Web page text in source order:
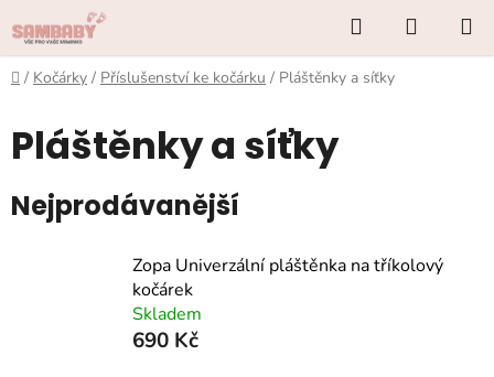
na
obsah
Hledat
KOŠÍK
Domů
/ Kočárky / Příslušenství ke kočárku / Pláštěnky a síťky
Pláštěnky a síťky
Nejprodávanější
Zopa Univerzální pláštěnka na tříkolový
kočárek
Skladem
690 Kč